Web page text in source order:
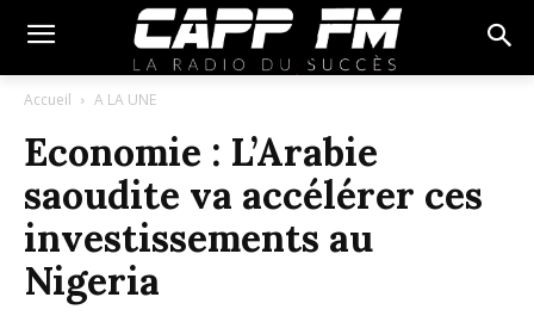
Accueil A LA UNE
Economie : L’Arabie
saoudite va accélérer ces
investissements au
Nigeria